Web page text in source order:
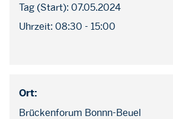
Tag (Start): 07.05.2024
Uhrzeit: 08:30 - 15:00
Ort:
Brückenforum Bonnn-Beuel